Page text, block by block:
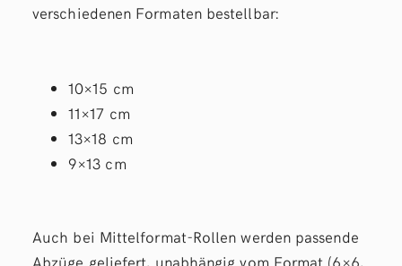
verschiedenen Formaten bestellbar:
10×15 cm
11×17 cm
13×18 cm
9×13 cm
Auch bei Mittelformat-Rollen werden passende